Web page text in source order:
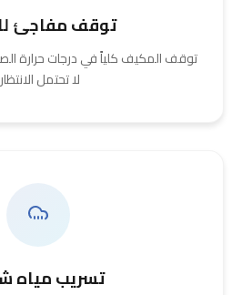
توقف مفاجئ
توقف المكيف كلياً في درجات حرارة
لا تحتمل
تسريب مياه